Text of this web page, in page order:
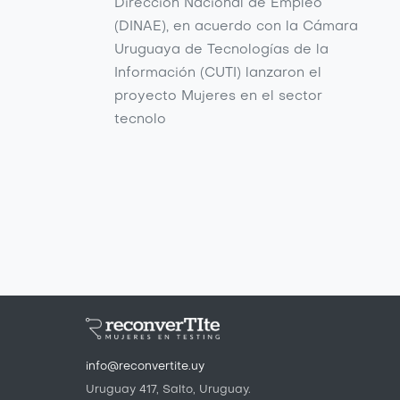
Dirección Nacional de Empleo
(DINAE), en acuerdo con la Cámara
Uruguaya de Tecnologías de la
Información (CUTI) lanzaron el
proyecto Mujeres en el sector
tecnolo
info@reconvertite.uy
Uruguay 417, Salto, Uruguay.